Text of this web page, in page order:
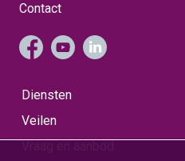
Contact
Diensten
Veilen